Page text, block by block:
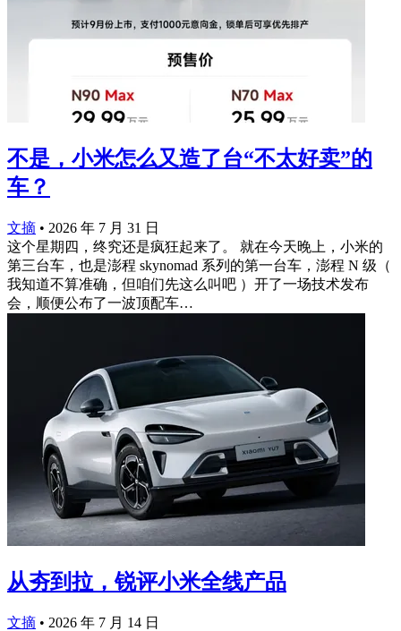
不是，小米怎么又造了台“不太好卖”的
车？
文摘 • 2026 年 7 月 31 日
这个星期四，终究还是疯狂起来了。 就在今天晚上，小米的
第三台车，也是澎程 skynomad 系列的第一台车，澎程 N 级（
我知道不算准确，但咱们先这么叫吧 ）开了一场技术发布
会，顺便公布了一波顶配车…
从夯到拉，锐评小米全线产品
文摘 • 2026 年 7 月 14 日